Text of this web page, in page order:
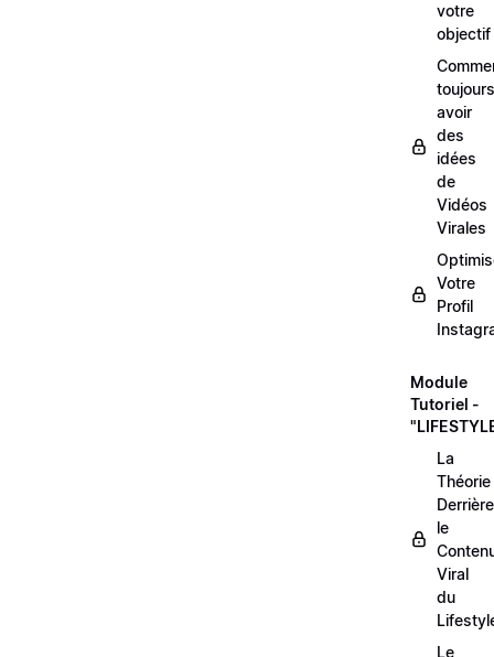
votre
objectif
toujours
avoir
des
idées
de
Vidéos
Virales
Votre
Profil
Module
Tutoriel -
La
Théorie
Derrière
le
Viral
du
Le